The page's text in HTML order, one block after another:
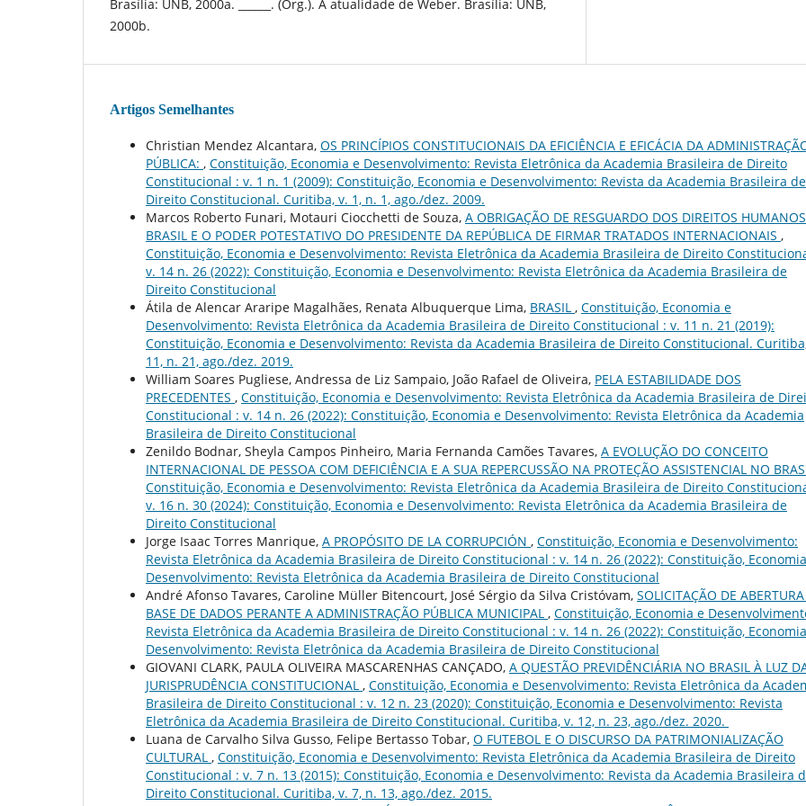
Brasília: UNB, 2000a. ______. (Org.). A atualidade de Weber. Brasília: UNB,
2000b.
Artigos Semelhantes
Christian Mendez Alcantara, OS PRINCÍPIOS CONSTITUCIONAIS DA EFICIÊNCIA E EFICÁCIA DA
PÚBLICA: , Constituição, Economia e Desenvolvimento: Revista Eletrônica da Academia Brasileira de Direito
Constitucional : v. 1 n. 1 (2009): Constituição, Economia e Desenvolvimento: Revista da Academia Brasileira de
Direito Constitucional. Curitiba, v. 1, n. 1, ago./dez. 2009.
Marcos Roberto Funari, Motauri Ciocchetti de Souza, A OBRIGAÇÃO DE RESGUARDO DOS DIREITOS
BRASIL E O PODER POTESTATIVO DO PRESIDENTE DA REPÚBLICA DE FIRMAR TRATADOS INTERNACIONAIS ,
Constituição, Economia e Desenvolvimento: Revista Eletrônica da Academia Brasileira de Direito
v. 14 n. 26 (2022): Constituição, Economia e Desenvolvimento: Revista Eletrônica da Academia Brasileira de
Direito Constitucional
Átila de Alencar Araripe Magalhães, Renata Albuquerque Lima, BRASIL , Constituição, Economia e
Desenvolvimento: Revista Eletrônica da Academia Brasileira de Direito Constitucional : v. 11 n. 21 (2019):
Constituição, Economia e Desenvolvimento: Revista da Academia Brasileira de Direito Constitucional.
11, n. 21, ago./dez. 2019.
William Soares Pugliese, Andressa de Liz Sampaio, João Rafael de Oliveira, PELA ESTABILIDADE DOS
PRECEDENTES , Constituição, Economia e Desenvolvimento: Revista Eletrônica da Academia Brasileira de
Constitucional : v. 14 n. 26 (2022): Constituição, Economia e Desenvolvimento: Revista Eletrônica da Academia
Brasileira de Direito Constitucional
Zenildo Bodnar, Sheyla Campos Pinheiro, Maria Fernanda Camões Tavares, A EVOLUÇÃO DO CONCEITO
INTERNACIONAL DE PESSOA COM DEFICIÊNCIA E A SUA REPERCUSSÃO NA PROTEÇÃO ASSISTENCIAL NO
Constituição, Economia e Desenvolvimento: Revista Eletrônica da Academia Brasileira de Direito
v. 16 n. 30 (2024): Constituição, Economia e Desenvolvimento: Revista Eletrônica da Academia Brasileira de
Direito Constitucional
Jorge Isaac Torres Manrique, A PROPÓSITO DE LA CORRUPCIÓN , Constituição, Economia e Desenvolvimento:
Revista Eletrônica da Academia Brasileira de Direito Constitucional : v. 14 n. 26 (2022): Constituição,
Desenvolvimento: Revista Eletrônica da Academia Brasileira de Direito Constitucional
André Afonso Tavares, Caroline Müller Bitencourt, José Sérgio da Silva Cristóvam, SOLICITAÇÃO DE
BASE DE DADOS PERANTE A ADMINISTRAÇÃO PÚBLICA MUNICIPAL , Constituição, Economia e
Revista Eletrônica da Academia Brasileira de Direito Constitucional : v. 14 n. 26 (2022): Constituição,
Desenvolvimento: Revista Eletrônica da Academia Brasileira de Direito Constitucional
GIOVANI CLARK, PAULA OLIVEIRA MASCARENHAS CANÇADO, A QUESTÃO PREVIDÊNCIÁRIA NO BRASIL À LUZ
JURISPRUDÊNCIA CONSTITUCIONAL , Constituição, Economia e Desenvolvimento: Revista Eletrônica da
Brasileira de Direito Constitucional : v. 12 n. 23 (2020): Constituição, Economia e Desenvolvimento: Revista
Eletrônica da Academia Brasileira de Direito Constitucional. Curitiba, v. 12, n. 23, ago./dez. 2020.
Luana de Carvalho Silva Gusso, Felipe Bertasso Tobar, O FUTEBOL E O DISCURSO DA PATRIMONIALIZAÇÃO
CULTURAL , Constituição, Economia e Desenvolvimento: Revista Eletrônica da Academia Brasileira de Direito
Constitucional : v. 7 n. 13 (2015): Constituição, Economia e Desenvolvimento: Revista da Academia Brasileira
Direito Constitucional. Curitiba, v. 7, n. 13, ago./dez. 2015.